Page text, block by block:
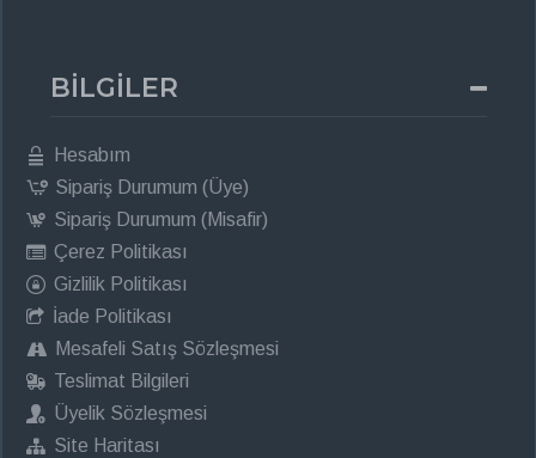
BİLGİLER
Hesabım
Sipariş Durumum (Üye)
Sipariş Durumum (Misafir)
Çerez Politikası
Gizlilik Politikası
İade Politikası
Mesafeli Satış Sözleşmesi
Teslimat Bilgileri
Üyelik Sözleşmesi
Site Haritası